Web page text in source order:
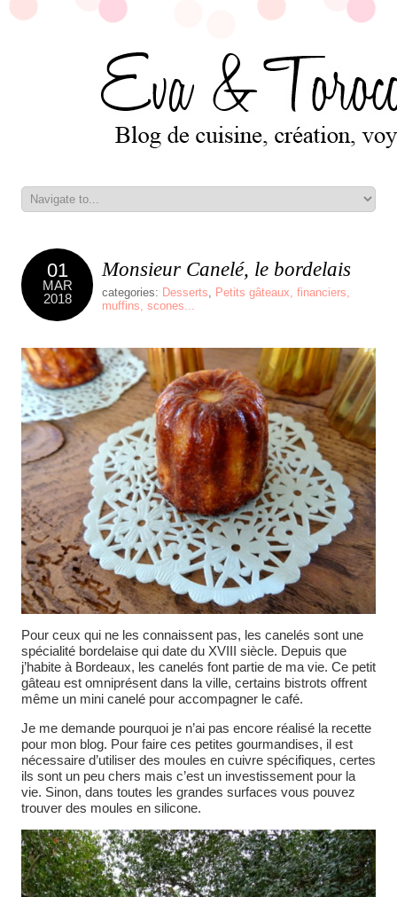
01
MAR
2018
Monsieur Canelé, le bordelais
categories: Desserts, Petits gâteaux, financiers,
muffins, scones...
Pour ceux qui ne les connaissent pas, les canelés sont une
spécialité bordelaise qui date du XVIII siècle. Depuis que
j’habite à Bordeaux, les canelés font partie de ma vie. Ce petit
gâteau est omniprésent dans la ville, certains bistrots offrent
même un mini canelé pour accompagner le café.
Je me demande pourquoi je n’ai pas encore réalisé la recette
pour mon blog. Pour faire ces petites gourmandises, il est
nécessaire d’utiliser des moules en cuivre spécifiques, certes
ils sont un peu chers mais c’est un investissement pour la
vie. Sinon, dans toutes les grandes surfaces vous pouvez
trouver des moules en silicone.